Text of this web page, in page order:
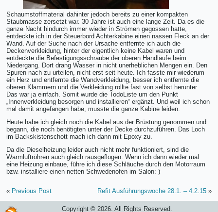
Schaumstoffmaterial dahinter jedoch bereits zu einer kompakten
Staubmasse zersetzt war. 30 Jahre ist auch eine lange Zeit. Da es die
ganze Nacht hindurch immer wieder in Strömen gegossen hatte,
entdeckte ich in der Steuerbord Achterkabine einen nassen Fleck an der
Wand. Auf der Suche nach der Ursache entfernte ich auch die
Deckenverkleidung, hinter der eigentlich keine Kabel waren und
entdeckte die Befestigungsschraube der oberen Handläufe beim
Niedergang. Dort drang Wasser in nicht unerheblichen Mengen ein. Den
Spuren nach zu urteilen, nicht erst seit heute. Ich fasste mir wiederum
ein Herz und entfernte die Wandverkleidung, besser ich entfernte die
oberen Klammern und die Verkleidung rollte fast von selbst herunter.
Das war ja einfach. Somit wurde die TodoListe um den Punkt
„Innenverkleidung besorgen und installieren“ ergänzt. Und weil ich schon
mal damit angefangen habe, musste die ganze Kabine leiden.
Heute habe ich gleich noch die Kabel aus der Brüstung genommen und
begann, die noch benötigten unter der Decke durchzuführen. Das Loch
im Backskistenschott mach ich dann mit Epoxy zu.
Da die Dieselheizung leider auch nicht mehr funktioniert, sind die
Warmluftröhren auch gleich rausgeflogen. Wenn ich dann wieder mal
eine Heizung einbaue, führe ich diese Schläuche durch den Motorraum
bzw. installiere einen netten Schwedenofen im Salon:-)
« Previous Post Refit Ausführungswoche 28.1. – 4.2.15»
Copyright © 2026. All Rights Reserved.